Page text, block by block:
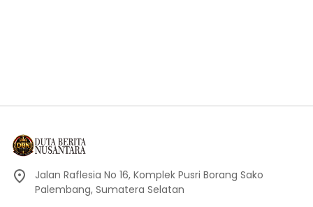
Jalan Raflesia No 16, Komplek Pusri Borang Sako
Palembang, Sumatera Selatan